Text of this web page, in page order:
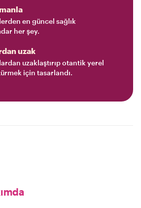
en güncel sağlık
her şey.
uzak
uzaklaştırıp otantik yerel
için tasarlandı.